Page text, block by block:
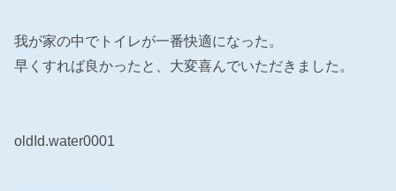
我が家の中でトイレが一番快適になった。
早くすれば良かったと、大変喜んでいただきました。
oldId.water0001